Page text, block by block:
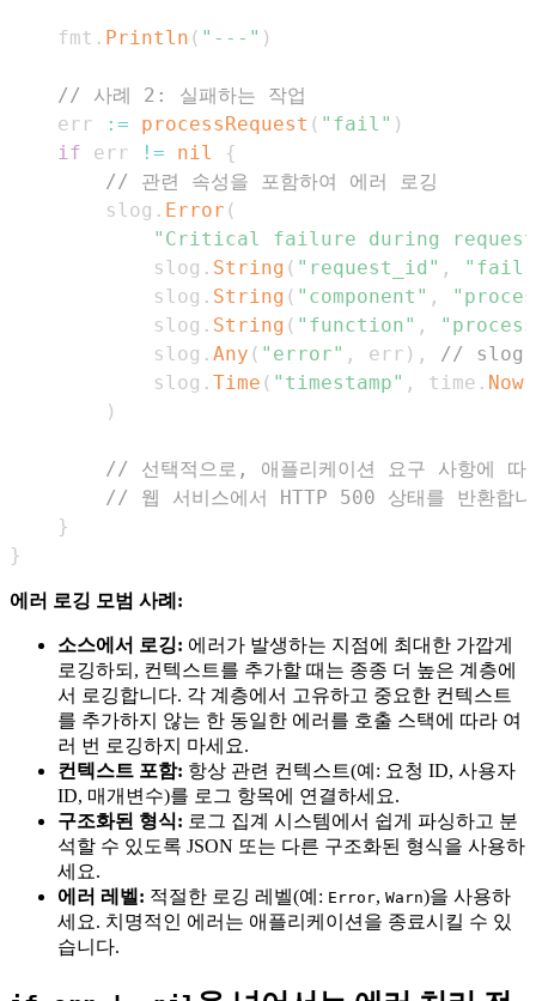
	fmt
. Println ( "---" )
// 사례 2: 실패하는 작업
	err
:= processRequest ( "fail" )
if err != nil
{
// 관련 속성을 포함하여 에러 로깅
		slog
. Error (
"Critical failure during request
			slog
. String ( "request_id" ,
"fail"
			slog
. String ( "component" ,
			slog
. String ( "function" ,
			slog
. Any ( "error" , err ) ,
//
			slog
. Time ( "timestamp" , time . Now
)
// 선택적으로, 애플리케이션 요구 사항에 따
// 웹 서비스에서 HTTP 500 상태를 반환합
}
}
에러 로깅 모범 사례:
소스에서 로깅: 에러가 발생하는 지점에 최대한 가깝게
로깅하되, 컨텍스트를 추가할 때는 종종 더 높은 계층에
서 로깅합니다. 각 계층에서 고유하고 중요한 컨텍스트
를 추가하지 않는 한 동일한 에러를 호출 스택에 따라 여
러 번 로깅하지 마세요.
컨텍스트 포함: 항상 관련 컨텍스트(예: 요청 ID, 사용자
ID, 매개변수)를 로그 항목에 연결하세요.
구조화된 형식: 로그 집계 시스템에서 쉽게 파싱하고 분
석할 수 있도록 JSON 또는 다른 구조화된 형식을 사용하
세요.
에러 레벨: 적절한 로깅 레벨(예: Error, Warn)을 사용하
세요. 치명적인 에러는 애플리케이션을 종료시킬 수 있
습니다.